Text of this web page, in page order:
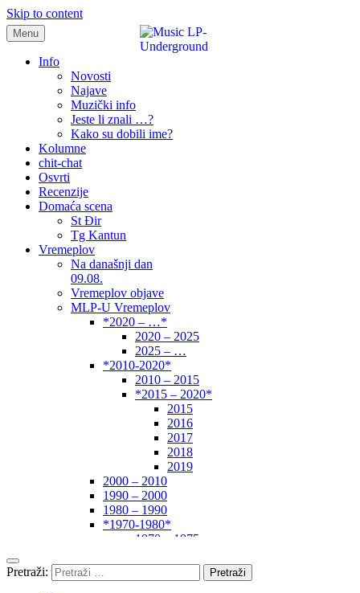
Skip to content
samo muzika i …..
Menu
Info
Novosti
Najave
Muzički info
Jeste li znali …?
Kako su dobili ime?
Kolumne
chit-chat
Osvrti
Recenzije
Domaća scena
St Đir
Tg Kantun
Vremeplov
Na današnji dan
09.08.
Vremeplov objave
MLP-U Vremeplov
*2020 – …*
2020 – 2025
2025 – …
*2010-2020*
2010 – 2015
*2015 – 2020*
2015
2016
2017
2018
2019
2000 – 2010
1990 – 2000
1980 – 1990
*1970-1980*
1970 – 1975
1960 – 1970
1950 – 1960
Pretraži: